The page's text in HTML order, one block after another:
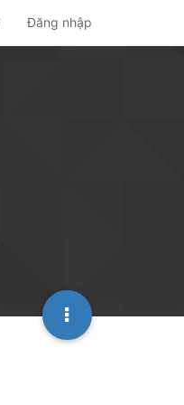
Đăng nhập